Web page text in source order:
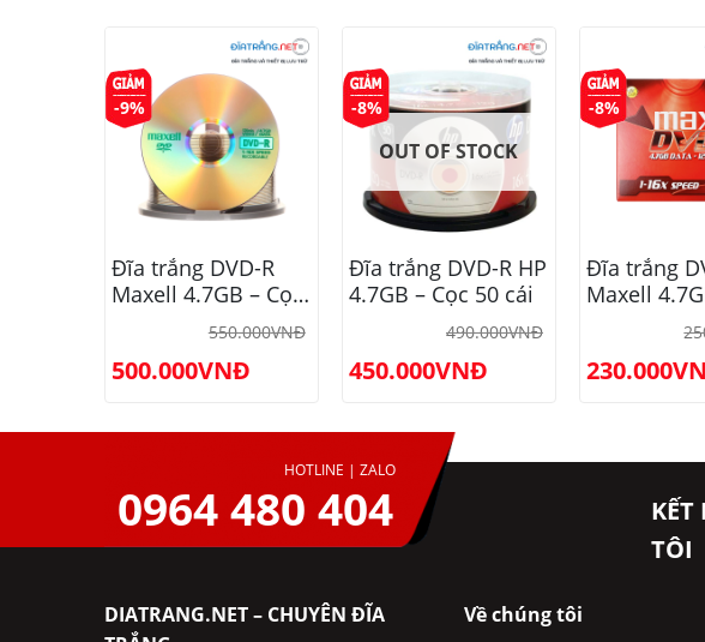
-9%
Đĩa trắng DVD-R
Maxell 4.7GB – Cọc
(DR47DDV.MAS.50B.MVN)
550.000VNĐ
500.000VNĐ
-8%
OUT OF STOCK
Đĩa trắng DVD-R HP
4.7GB – Cọc 50 cái
490.000VNĐ
450.000VNĐ
-8%
Đĩa trắng
Maxell
– Hộp 10
230.000
HOTLINE | ZALO
0964 480 404
TÔI
DIATRANG.NET – CHUYÊN ĐĨA
Về chúng tôi